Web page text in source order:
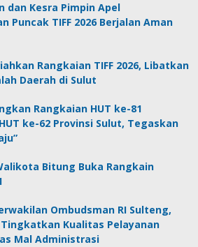
dan Kesra Pimpin Apel
Puncak TIFF 2026 Berjalan Aman
Rangkaian TIFF 2026, Libatkan
Daerah di Sulut
Rangkaian HUT ke-81
ke-62 Provinsi Sulut, Tegaskan
Bitung Buka Rangkain
Ombudsman RI Sulteng,
Kualitas Pelayanan
Mal Administrasi